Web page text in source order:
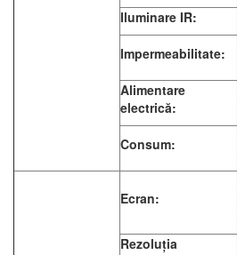
Iluminare IR:
Impermeabilitate:
Alimentare
electrică:
Consum:
Ecran:
Rezoluția